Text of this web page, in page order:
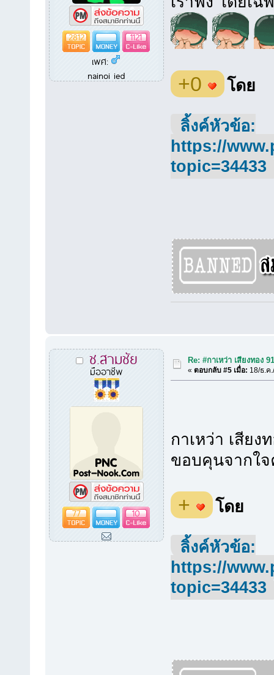
2812
1121
เพศ:
nainoi ied
+0 โดย
ลิ้งค์หัวข้อ:
https://
topic=34433
ช.สามชัย
มืออาชีพ
77 10
Re: #กาเหว่า เสียงทอง
«ตอบกลับ #5 เมื่อ: 18/ธ.ค
กาเหว่า เสีย
ขอบคุนจากใจ
+ โดย
ลิ้งค์หัวข้อ:
https://
topic=34433